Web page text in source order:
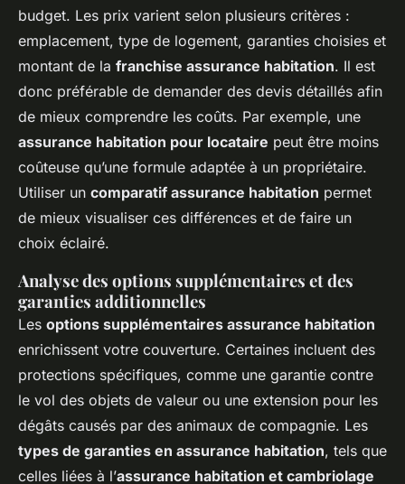
budget. Les prix varient selon plusieurs critères :
emplacement, type de logement, garanties choisies et
montant de la franchise assurance habitation. Il est
donc préférable de demander des devis détaillés afin
de mieux comprendre les coûts. Par exemple, une
assurance habitation pour locataire peut être moins
coûteuse qu’une formule adaptée à un propriétaire.
Utiliser un comparatif assurance habitation permet
de mieux visualiser ces différences et de faire un
choix éclairé.
Analyse des options supplémentaires et des
garanties additionnelles
Les options supplémentaires assurance habitation
enrichissent votre couverture. Certaines incluent des
protections spécifiques, comme une garantie contre
le vol des objets de valeur ou une extension pour les
dégâts causés par des animaux de compagnie. Les
types de garanties en assurance habitation, tels que
celles liées à l’assurance habitation et cambriolage